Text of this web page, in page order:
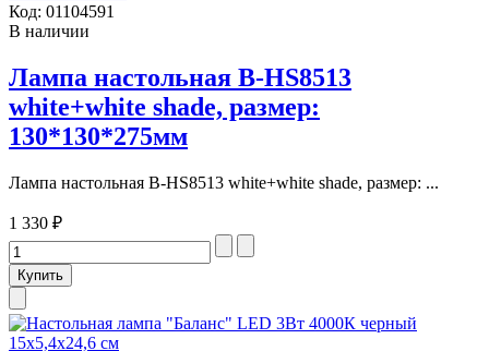
Код: 01104591
В наличии
Лампа настольная В-HS8513
white+white shade, размер:
130*130*275мм
Лампа настольная В-HS8513 white+white shade, размер: ...
1 330 ₽